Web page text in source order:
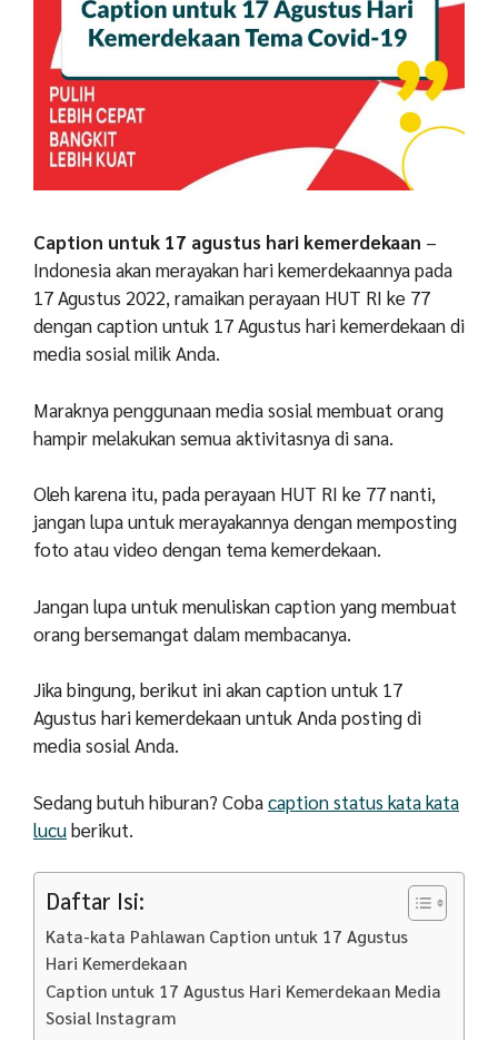
Caption untuk 17 agustus hari kemerdekaan –
Indonesia akan merayakan hari kemerdekaannya pada
17 Agustus 2022, ramaikan perayaan HUT RI ke 77
dengan caption untuk 17 Agustus hari kemerdekaan di
media sosial milik Anda.
Maraknya penggunaan media sosial membuat orang
hampir melakukan semua aktivitasnya di sana.
Oleh karena itu, pada perayaan HUT RI ke 77 nanti,
jangan lupa untuk merayakannya dengan memposting
foto atau video dengan tema kemerdekaan.
Jangan lupa untuk menuliskan caption yang membuat
orang bersemangat dalam membacanya.
Jika bingung, berikut ini akan caption untuk 17
Agustus hari kemerdekaan untuk Anda posting di
media sosial Anda.
Sedang butuh hiburan? Cobacaption status kata kata
lucuberikut.
Daftar Isi:
Kata-kata Pahlawan Caption untuk 17 Agustus
Hari Kemerdekaan
Caption untuk 17 Agustus Hari Kemerdekaan Media
Sosial Instagram